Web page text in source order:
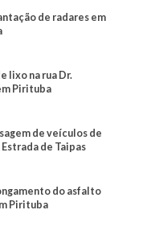
de radares em
lixo na rua Dr.
Pirituba
de veículos de
de Taipas
do asfalto
Pirituba